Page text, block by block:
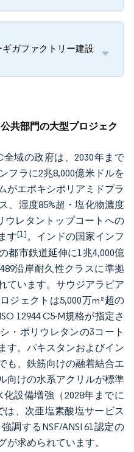
ガファクトリー建設
共部門の大型プロジェク
域の政府は、2030年まで
フラに2兆8,000億米ドルを
がエポキシポリアミドプラ
、湿度85%超・塩化物濃度
ウレタントップコートへの
す[1]。インドの国家インフ
都市鉄道延伸に1兆4,000億
沿岸耐久性クラスに準拠
ています。サウジアラビア
ジェクトは5,000万m²超の
12944 C5-M規格が指定さ
・ポリウレタンの3コート
す。パキスタンおよびイン
も、鉄筋向けの融着結合エ
向けの水系アクリルが標準
設備増強（2028年までに
は、次亜塩素酸塩サービス
調するNSF/ANSI 61認定の
が求められています。